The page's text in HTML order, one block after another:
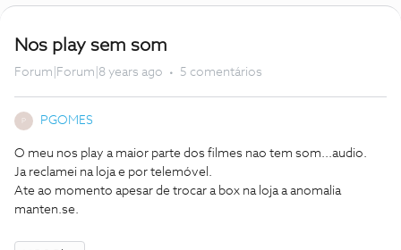
Nos play sem som
Forum|Forum|8 years ago 5 comentários
PGOMES
O meu nos play a maior parte dos filmes nao tem som...audio.
Ja reclamei na loja e por telemóvel.
Ate ao momento apesar de trocar a box na loja a anomalia
manten.se.